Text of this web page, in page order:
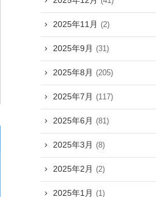
2025年11月 (2)
2025年9月 (31)
2025年8月 (205)
2025年7月 (117)
2025年6月 (81)
2025年3月 (8)
2025年2月 (2)
2025年1月 (1)